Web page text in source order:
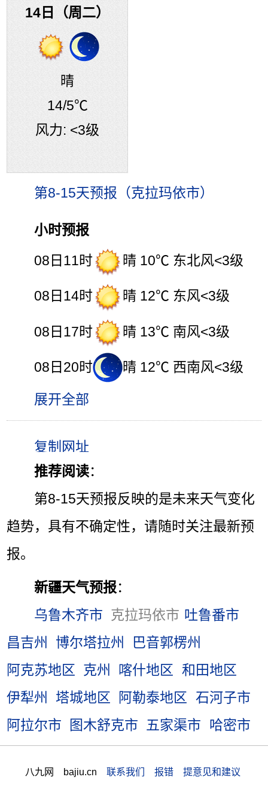
14日（周二）
晴
14/5℃
风力: <3级
第8-15天预报（克拉玛依市）
小时预报
08日11时
晴 10℃ 东北风<3级
08日14时 晴 12℃ 东风<3级
08日17时 晴 13℃ 南风<3级
08日20时 晴 12℃ 西南风<3级
展开全部
推荐阅读：
第8-15天预报反映的是未来天气变化
趋势，具有不确定性，请随时关注最新预
报。
新疆天气预报：
乌鲁木齐市 克拉玛依市 吐鲁番市
昌吉州
博尔塔拉州
巴音郭楞州
阿克苏地区 克州 喀什地区 和田地区
伊犁州
塔城地区 阿勒泰地区 石河子市
阿拉尔市
图木舒克市 五家渠市 哈密市
八九网 bajiu.cn 联系我们 报错 提意见和建议